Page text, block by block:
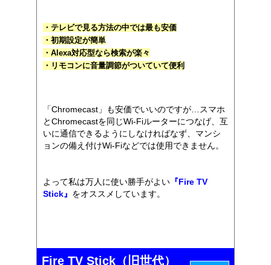
・テレビで見る方法の中では最も安価
・初期設定が簡単
・Alexa対応型なら検索が楽々
・リモコンに音量調節がついていて便利
「Chromecast」も安価でいいのですが…スマホ
とChromecastを同じWi-Fiルーターにつなげ、互
いに通信できるようにしなければなず、マンシ
ョンの備え付けWi-Fiなどでは使用できません。
よって私は万人に使い勝手がよい 『Fire TV
Stick』 をオススメしています。
Fire TV Stick（旧世代）